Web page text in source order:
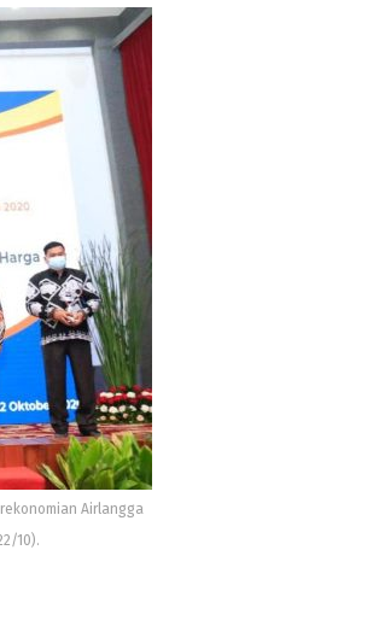
Airlangga
10).